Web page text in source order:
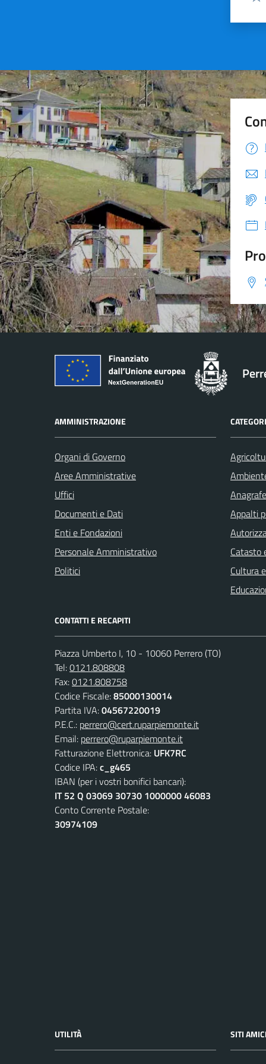
AMMINISTRAZIONE
Organi di Governo
Aree Amministrative
Uffici
Documenti e Dati
Enti e Fondazioni
Personale Amministrativo
Politici
Appalti
Catasto
Cultura
CONTATTI E RECAPITI
Piazza Umberto I, 10 - 10060 Perrero (TO)
Tel:0121.808808
Fax:0121.808758
Codice Fiscale:85000130014
Partita IVA:04567220019
P.E.C.: perrero@cert.ruparpiemonte.it
Email: perrero@ruparpiemonte.it
Fatturazione Elettronica: UFK7RC
Codice IPA:c_g465
IBAN (per i vostri bonifici bancari):
IT 52 Q 03069 30730 1000000 46083
Conto Corrente Postale:
30974109
UTILITÀ SITI AMICI